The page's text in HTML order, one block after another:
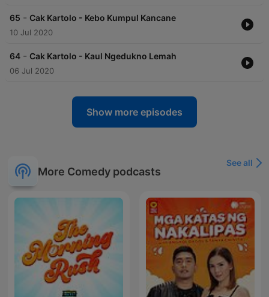
65 - Cak Kartolo - Kebo Kumpul Kancane
10 Jul 2020
64 - Cak Kartolo - Kaul Ngedukno Lemah
06 Jul 2020
Show more episodes
More Comedy podcasts
See all